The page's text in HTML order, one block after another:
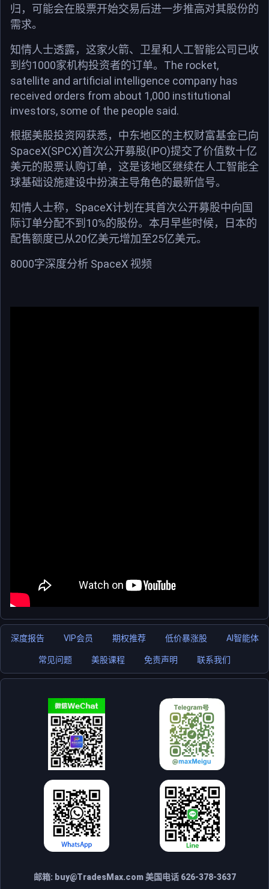
归，可能会在股票开始交易后进一步推高对其股份的
需求。
知情人士透露，这家火箭、卫星和人工智能公司已收
到约1000家机构投资者的订单。 The rocket,
satellite and artificial intelligence company has
received orders from about 1,000 institutional
investors, some of the people said.
根据美股投资网获悉，中东地区的主权财富基金已向
SpaceX(SPCX)首次公开募股(IPO)提交了价值数十亿
美元的股票认购订单，这是该地区继续在人工智能全
球基础设施建设中扮演主导角色的最新信号。
知情人士称， SpaceX计划在其首次公开募股中向国
际订单分配不到 10%的股份。本月早些时候，日本的
配售额度已从20亿美元增加至25亿美元。
8000字深度分析 SpaceX 视频
深度报告 VIP会员 期权推荐 低价暴涨股 AI智能体
常见问题 美股课程 免责声明 联系我们
邮箱: buy@TradesMax.com美国电话 626-378-3637